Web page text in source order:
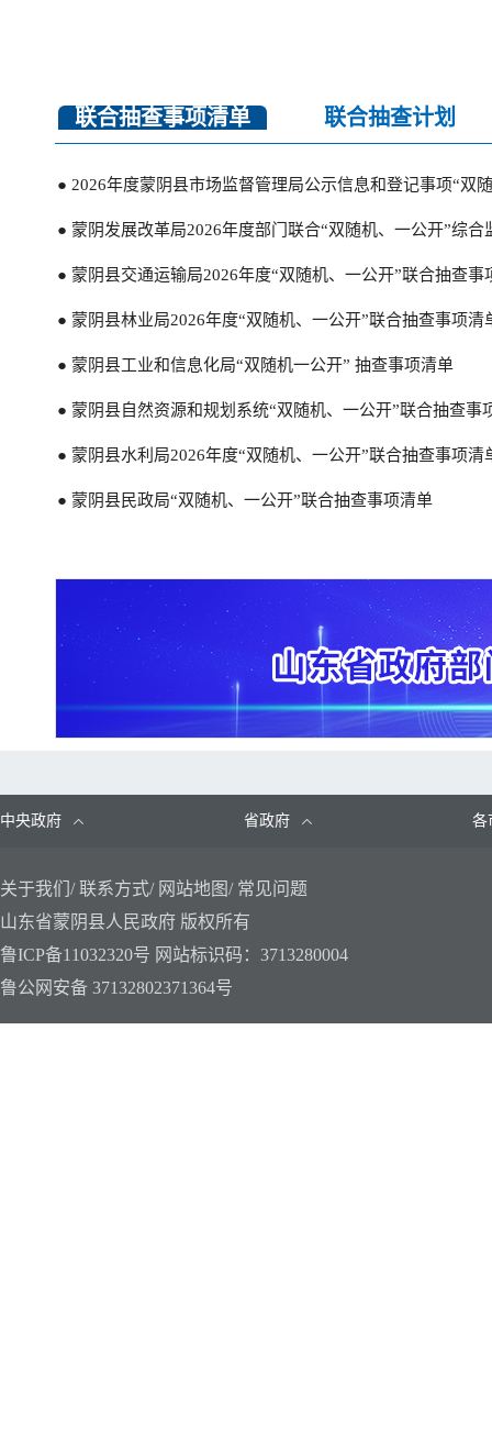
● 蒙阴县水利局关于“双随机、一公开”监管栏目抽查情况
● 蒙阴县水利局2025年度“双随机、一公开”抽查计划
● 蒙阴县水利局2024年度“双随机、一公开”抽查计划
● 关于印发《蒙阴县水利局2023年度“双随机、一公开”抽
联合抽查事项清单 联合抽查计划
● 2026年度蒙阴县市场监督管理局公示信息和登记事项“双
● 蒙阴发展改革局2026年度部门联合“双随机、一公开”综合
● 蒙阴县交通运输局2026年度“双随机、一公开”联合抽查事
● 蒙阴县林业局2026年度“双随机、一公开”联合抽查事项清
● 蒙阴县工业和信息化局“双随机一公开” 抽查事项清单
● 蒙阴县自然资源和规划系统“双随机、一公开”联合抽查事
● 蒙阴县水利局2026年度“双随机、一公开”联合抽查事项清
● 蒙阴县民政局“双随机、一公开”联合抽查事项清单